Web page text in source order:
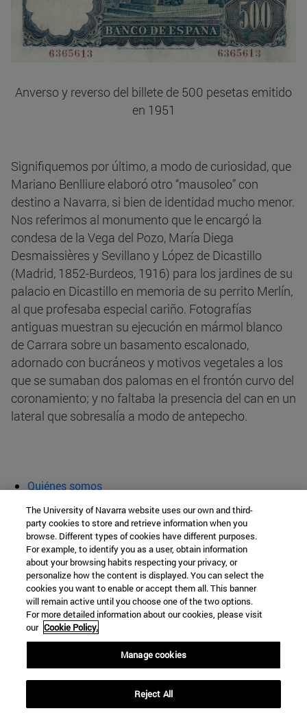
Anverso y reverso del billete de 500 pesetas emitido
en 1951
Signifiquemos por último, a modo de curiosidad, que
Mariano Benlliure elaboró otro “mausoleo” con
destino a Navarra, si bien de identidad mucho menor.
Nos referimos al monumento que le encargó la
condesa de la Vega del Pozo, María Diega
Desmaissières y Sevillano y López de Dicastillo
(Madrid, 1852-Burdeos, 1916) para los jardines de su
palacio en Dicastillo en memoria de su perrito Merlín,
al que profesaba especial cariño. Fotografías
antiguas muestran su ejecución en mármol blanco
de Carrara sobre un basamento escalonado,
adornado con bucráneos y motivos vegetales a los
que se sumaban dos palomas en el frontón curvo del
coronamiento; y no faltaba la presencia del can en un
lateral que sobresalía a modo de antepecho.
Quiénes somos
Aula abierta
Cátedra de Patrimonio y Arte Navarro
Facultad de Filosofía y Letras
Campus Universitario s/n
Navarra
España
The University of Navarra website uses our own and third-
party cookies to store and retrieve information when you
browse. Different types of cookies have different purposes.
For example, to identify you as a user, obtain information
about your browsing habits respecting your privacy, or
personalize how the content is displayed. You can select the
cookies you want to enable or accept them all. This banner
will remain active until you choose one of the two options.
For more detailed information about our cookies, please visit
our Cookie Policy.
Manage cookies
Reject All